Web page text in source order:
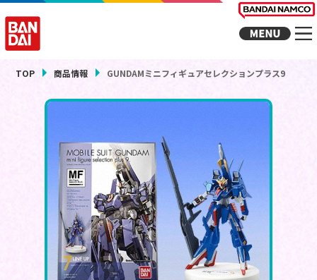
TOP 商品情報 GUNDAMミニフィギュアセレクションプラス9